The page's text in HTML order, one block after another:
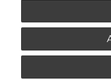
SCHNELLE
3%